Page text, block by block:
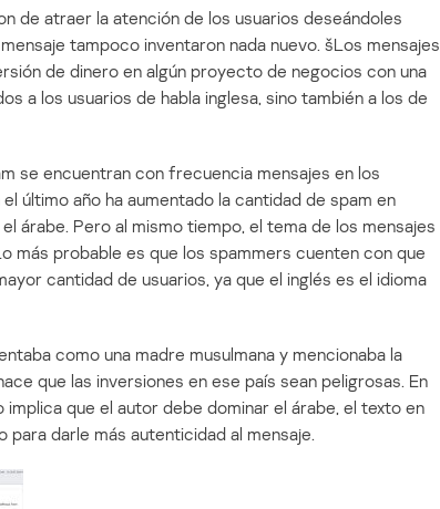
de atraer la atención de los usuarios deseándoles
tampoco inventaron nada nuevo. šLos mensajes
de dinero en algún proyecto de negocios con una
a los usuarios de habla inglesa, sino también a los de
se encuentran con frecuencia mensajes en los
último año ha aumentado la cantidad de spam en
árabe. Pero al mismo tiempo, el tema de los mensajes
más probable es que los spammers cuenten con que
cantidad de usuarios, ya que el inglés es el idioma
como una madre musulmana y mencionaba la
que las inversiones en ese país sean peligrosas. En
que el autor debe dominar el árabe, el texto en
darle más autenticidad al mensaje.